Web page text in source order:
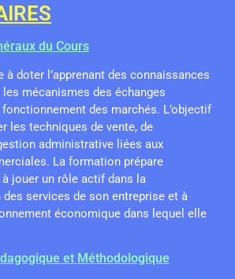
du Cours
à doter l’apprenant des connaissances
mécanismes des échanges
des marchés. L’objectif
les techniques de vente, de
administrative liées aux
La formation prépare
à jouer un rôle actif dans la
services de son entreprise et à
économique dans lequel elle
et Méthodologique